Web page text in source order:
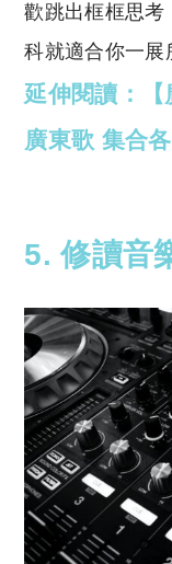
歡跳出框框思考
科就適合你一展
延伸閱讀：
廣東歌 集合
5. 修讀音